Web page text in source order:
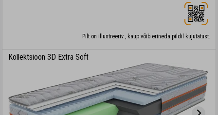
Pilt on illustreeriv , kaup võib erineda pildil kujutatust.
Kollektsioon 3D Extra Soft